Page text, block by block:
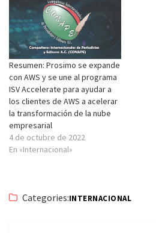
Resumen: Prosimo se expande
con AWS y se une al programa
ISV Accelerate para ayudar a
los clientes de AWS a acelerar
la transformación de la nube
empresarial
4 de octubre de 2022
En «Internacional»
Categories:INTERNACIONAL